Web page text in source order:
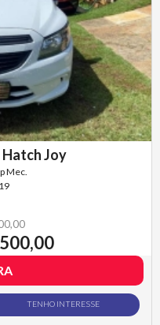
Joy
Mec.
TENHO INTERESSE